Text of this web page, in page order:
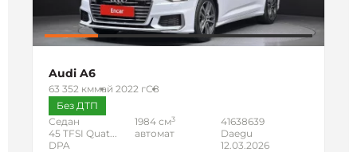
Audi A6
63 352 кммай 2022 гC8
Без ДТП
Седан
45 TFSI Quat...
DPA
1984 см3
автомат
41638639
Daegu
12.03.2026